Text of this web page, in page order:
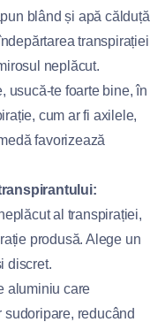
blând și apă călduță
transpirației
neplăcut.
usucă-te foarte bine, în
cum ar fi axilele,
favorizează
al transpirației,
produsă. Alege un
discret.
aluminiu care
reducând